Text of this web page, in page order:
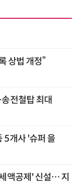
상법 개정”
전철탑 최대
5개사 '슈퍼 을
액공제' 신설… 지